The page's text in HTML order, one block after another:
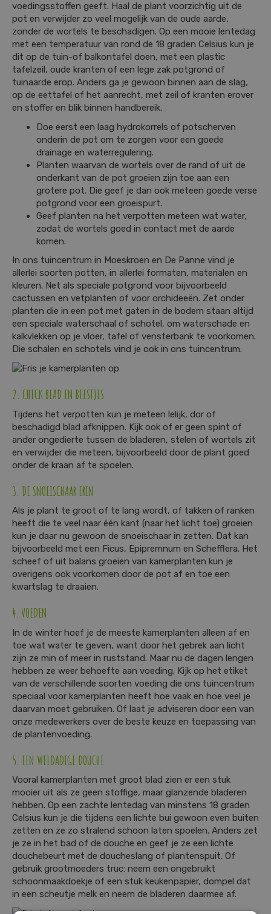
voedingsstoffen geeft. Haal de plant voorzichtig uit de
pot en verwijder zo veel mogelijk van de oude aarde,
zonder de wortels te beschadigen. Op een mooie lentedag
met een temperatuur van rond de 18 graden Celsius kun je
dit op de tuin-of balkontafel doen, met een plastic
tafelzeil, oude kranten of een lege zak potgrond of
tuinaarde erop. Anders ga je gewoon binnen aan de slag,
op de eettafel of het aanrecht, met zeil of kranten erover
en stoffer en blik binnen handbereik.
Doe eerst een laag hydrokorrels of potscherven
onderin de pot om te zorgen voor een goede
drainage en waterregulering.
Planten waarvan de wortels over de rand of uit de
onderkant van de pot groeien zijn toe aan een
grotere pot. Die geef je dan ook meteen goede verse
potgrond voor een groeispurt.
Geef planten na het verpotten meteen wat water,
zodat de wortels goed in contact met de aarde
komen.
In ons tuincentrum in Moeskroen en De Panne vind je
allerlei soorten potten, in allerlei formaten, materialen en
kleuren. Net als speciale potgrond voor bijvoorbeeld
cactussen en vetplanten of voor orchideeën. Zet onder
planten die in een pot met gaten in de bodem staan altijd
een speciale waterschaal of schotel, om waterschade en
kalkvlekken op je vloer, tafel of vensterbank te voorkomen.
Die schalen en schotels vind je ook in ons tuincentrum.
2. CHECK BLAD EN BEESTJES
Tijdens het verpotten kun je meteen lelijk, dor of
beschadigd blad afknippen. Kijk ook of er geen spint of
ander ongedierte tussen de bladeren, stelen of wortels zit
en verwijder die meteen, bijvoorbeeld door de plant goed
onder de kraan af te spoelen.
3. DE SNOEISCHAAR ERIN
Als je plant te groot of te lang wordt, of takken of ranken
heeft die te veel naar één kant (naar het licht toe) groeien
kun je daar nu gewoon de snoeischaar in zetten. Dat kan
bijvoorbeeld met een Ficus, Epipremnum en Schefflera. Het
scheef of uit balans groeien van kamerplanten kun je
overigens ook voorkomen door de pot af en toe een
kwartslag te draaien.
4. VOEDEN
In de winter hoef je de meeste kamerplanten alleen af en
toe wat water te geven, want door het gebrek aan licht
zijn ze min of meer in ruststand. Maar nu de dagen lengen
hebben ze weer behoefte aan voeding. Kijk op het etiket
van de verschillende soorten voeding die ons tuincentrum
speciaal voor kamerplanten heeft hoe vaak en hoe veel je
daarvan moet gebruiken. Of laat je adviseren door een van
onze medewerkers over de beste keuze en toepassing van
de plantenvoeding.
5. EEN WELDADIGE DOUCHE
Vooral kamerplanten met groot blad zien er een stuk
mooier uit als ze geen stoffige, maar glanzende bladeren
hebben. Op een zachte lentedag van minstens 18 graden
Celsius kun je die tijdens een lichte bui gewoon even buiten
zetten en ze zo stralend schoon laten spoelen. Anders zet
je ze in het bad of de douche en geef je ze een lichte
douchebeurt met de doucheslang of plantenspuit. Of
gebruik grootmoeders truc: neem een ongebruikt
schoonmaakdoekje of een stuk keukenpapier, dompel dat
in een scheutje melk en neem de bladeren daarmee af.